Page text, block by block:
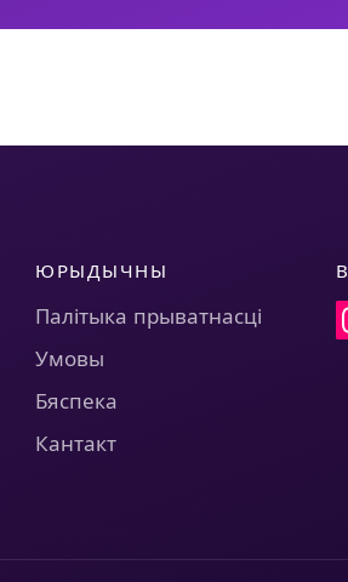
ЮРЫДЫЧНЫ
Палітыка прыватнасці
Умовы
Бяспека
Кантакт